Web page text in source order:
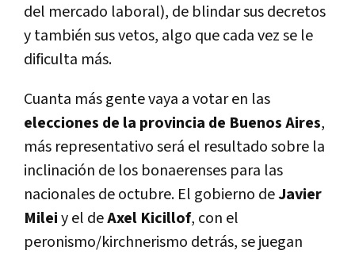
del mercado laboral), de blindar sus decretos
y también sus vetos, algo que cada vez se le
dificulta más.
Cuanta más gente vaya a votar en las
elecciones de la provincia de Buenos Aires,
más representativo será el resultado sobre la
inclinación de los bonaerenses para las
nacionales de octubre. El gobierno deJavier
Mileiy el deAxel Kicillof, con el
peronismo/kirchnerismo detrás, se juegan